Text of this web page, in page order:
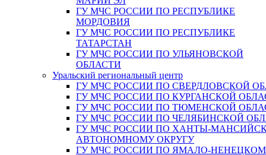
ГУ МЧС РОССИИ ПО РЕСПУБЛИКЕ
МОРДОВИЯ
ГУ МЧС РОССИИ ПО РЕСПУБЛИКЕ
ТАТАРСТАН
ГУ МЧС РОССИИ ПО УЛЬЯНОВСКОЙ
ОБЛАСТИ
Уральский региональный центр
ГУ МЧС РОССИИ ПО СВЕРДЛОВСКОЙ
ГУ МЧС РОССИИ ПО КУРГАНСКОЙ
ГУ МЧС РОССИИ ПО ТЮМЕНСКОЙ
ГУ МЧС РОССИИ ПО ЧЕЛЯБИНСКОЙ
ГУ МЧС РОССИИ ПО ХАНТЫ-
АВТОНОМНОМУ ОКРУГУ
ГУ МЧС РОССИИ ПО ЯМАЛО-